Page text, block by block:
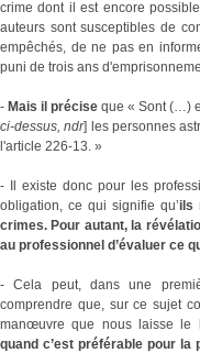
crime dont il est encore
auteurs sont susceptibles de
empêchés, de ne pas en
puni de trois ans
- Mais il précise que « Sont (…)
ci-dessus, ndr] les personnes
l'article 226-13. »
- Il existe donc pour les
obligation, ce qui signifie qu’ils
crimes. Pour autant, la
au professionnel d’évaluer ce
- Cela peut, dans une
comprendre que, sur ce sujet
manœuvre que nous laisse le
quand c’est préférable pour la